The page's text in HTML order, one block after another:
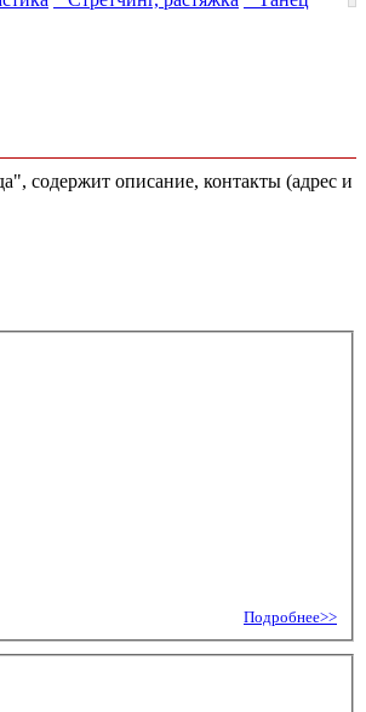
содержит описание, контакты (адрес и
Подробнее>>